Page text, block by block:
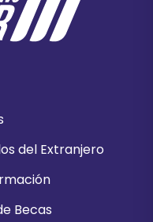
del Extranjero
Becas